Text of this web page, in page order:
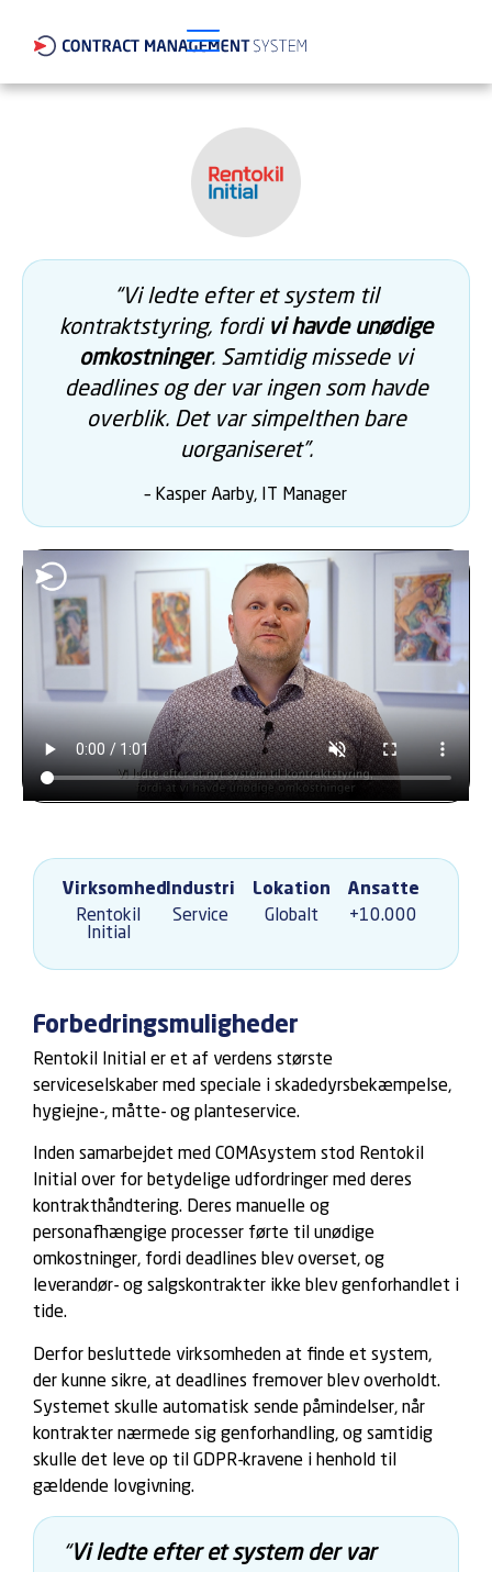
“Vi ledte efter et system til
kontraktstyring, fordi vi havde unødige
omkostninger. Samtidig missede vi
deadlines og der var ingen som havde
overblik. Det var simpelthen bare
uorganiseret”.
– Kasper Aarby, IT Manager
Virksomhed
Rentokil
Initial
Industri
Service
Lokation
Globalt
Ansatte
+10.000
Forbedringsmuligheder
Rentokil Initial er et af verdens største
serviceselskaber med speciale i skadedyrsbekæmpelse,
hygiejne-, måtte- og planteservice.
Inden samarbejdet med COMAsystem stod Rentokil
Initial over for betydelige udfordringer med deres
kontrakthåndtering. Deres manuelle og
personafhængige processer førte til unødige
omkostninger, fordi deadlines blev overset, og
leverandør- og salgskontrakter ikke blev genforhandlet i
tide.
Derfor besluttede virksomheden at finde et system,
der kunne sikre, at deadlines fremover blev overholdt.
Systemet skulle automatisk sende påmindelser, når
kontrakter nærmede sig genforhandling, og samtidig
skulle det leve op til GDPR-kravene i henhold til
gældende lovgivning.
“Vi ledte efter et system der var